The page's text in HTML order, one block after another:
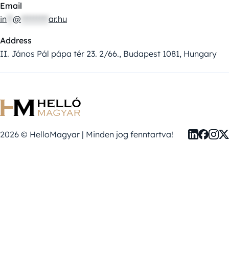
Email
in @ ar.hu
Address
II. János Pál pápa tér 23. 2/66., Budapest 1081, Hungary
2026 © HelloMagyar | Minden jog fenntartva!